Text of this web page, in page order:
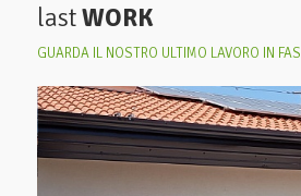
lastWORK
GUARDA IL NOSTRO ULTIMO LAVORO IN